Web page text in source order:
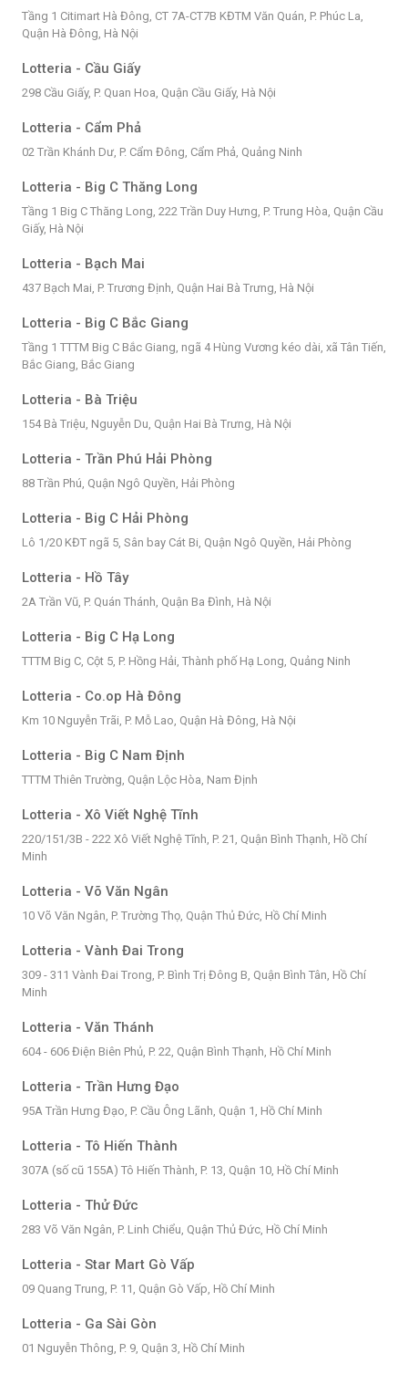
Tầng 1 Citimart Hà Đông, CT 7A-CT7B KĐTM Văn Quán, P. Phúc La,
Quận Hà Đông, Hà Nội
Lotteria - Cầu Giấy
298 Cầu Giấy, P. Quan Hoa, Quận Cầu Giấy, Hà Nội
Lotteria - Cẩm Phả
02 Trần Khánh Dư, P. Cẩm Đông, Cẩm Phả, Quảng Ninh
Lotteria - Big C Thăng Long
Tầng 1 Big C Thăng Long, 222 Trần Duy Hưng, P. Trung Hòa, Quận Cầu
Giấy, Hà Nội
Lotteria - Bạch Mai
437 Bạch Mai, P. Trương Định, Quận Hai Bà Trưng, Hà Nội
Lotteria - Big C Bắc Giang
Tầng 1 TTTM Big C Bắc Giang, ngã 4 Hùng Vương kéo dài, xã Tân Tiến,
Bắc Giang, Bắc Giang
Lotteria - Bà Triệu
154 Bà Triệu, Nguyễn Du, Quận Hai Bà Trưng, Hà Nội
Lotteria - Trần Phú Hải Phòng
88 Trần Phú, Quận Ngô Quyền, Hải Phòng
Lotteria - Big C Hải Phòng
Lô 1/20 KĐT ngã 5, Sân bay Cát Bi, Quận Ngô Quyền, Hải Phòng
Lotteria - Hồ Tây
2A Trần Vũ, P. Quán Thánh, Quận Ba Đình, Hà Nội
Lotteria - Big C Hạ Long
TTTM Big C, Cột 5, P. Hồng Hải, Thành phố Hạ Long, Quảng Ninh
Lotteria - Co.op Hà Đông
Km 10 Nguyễn Trãi, P. Mỗ Lao, Quận Hà Đông, Hà Nội
Lotteria - Big C Nam Định
TTTM Thiên Trường, Quận Lộc Hòa, Nam Định
Lotteria - Xô Viết Nghệ Tĩnh
220/151/3B - 222 Xô Viết Nghệ Tĩnh, P. 21, Quận Bình Thạnh, Hồ Chí
Minh
Lotteria - Võ Văn Ngân
10 Võ Văn Ngân, P. Trường Thọ, Quận Thủ Đức, Hồ Chí Minh
Lotteria - Vành Đai Trong
309 - 311 Vành Đai Trong, P. Bình Trị Đông B, Quận Bình Tân, Hồ Chí
Minh
Lotteria - Văn Thánh
604 - 606 Điện Biên Phủ, P. 22, Quận Bình Thạnh, Hồ Chí Minh
Lotteria - Trần Hưng Đạo
95A Trần Hưng Đạo, P. Cầu Ông Lãnh, Quận 1, Hồ Chí Minh
Lotteria - Tô Hiến Thành
307A (số cũ 155A) Tô Hiến Thành, P. 13, Quận 10, Hồ Chí Minh
Lotteria - Thử Đức
283 Võ Văn Ngân, P. Linh Chiểu, Quận Thủ Đức, Hồ Chí Minh
Lotteria - Star Mart Gò Vấp
09 Quang Trung, P. 11, Quận Gò Vấp, Hồ Chí Minh
Lotteria - Ga Sài Gòn
01 Nguyễn Thông, P. 9, Quận 3, Hồ Chí Minh